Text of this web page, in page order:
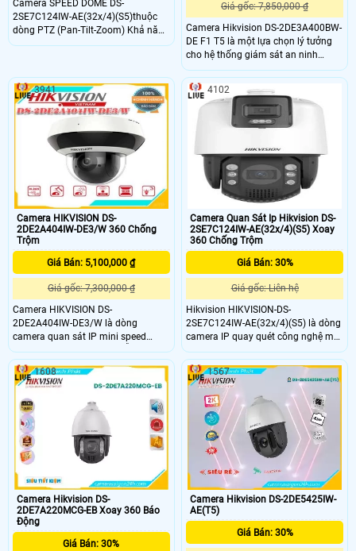
Camera SPEED DOME DS-
2SE7C124IW-AE(32x/4)(S5)thuộc
dòng PTZ (Pan-Tilt-Zoom) Khả năng
Xoay Quét Toàn Diện Camera có 2
Zoom Kỹ Thuật Số 4X ,Camera sử
dụng công nghệ Starlight của
Hikvision, giúp ghi hình rõ nét trong
điều kiện ánh sáng yếu hoặc thiếu
sáng,công nghệ AI Phát hiện chuyển
động và nhận diện khuôn mặt.
Giá gốc: 7,850,000 ₫
Camera Hikvision DS-2DE3A400BW-
DE F1 T5 là một lựa chọn lý tưởng
cho hệ thống giám sát an ninh
chuyên nghiệp. Tính năng này
không chỉ cung cấp sự an toàn và
bảo mật mà còn tăng tính tương tác
và hiệu quả của hệ thống giám sát.
Camera HIKVISION DS-
2DE2A404IW-DE3/W 360 Chống
Trộm
Giá Bán: 5,100,000 ₫
Giá gốc: 7,300,000 ₫
Camera HIKVISION DS-
2DE2A404IW-DE3/W là dòng
camera quan sát IP mini speed
dome. Camera quan sát hỗ trợ độ
phân giải 4.0 Megapxiel
3941
Camera Quan Sát Ip Hikvision DS-
2SE7C124IW-AE(32x/4)(S5) Xoay
360 Chống Trộm
Giá Bán: 30%
Giá gốc: Liên hệ
Hikvision HIKVISION-DS-
2SE7C124IW-AE(32x/4)(S5) là dòng
camera IP quay quét công nghệ mới
H.265+. Camera quan sát
HIKVISION-DS-2SE7C124IW-
AE(32x/4)(S5) chất lượng, cao cấp,
được thiết kế hiện đại và chắc chắn.
Độ phân giải 2
4102
Camera Hikvision DS-
2DE7A220MCG-EB Xoay 360 Báo
Động
Giá Bán: 30%
1608
Camera Hikvision DS-2DE5425IW-
AE(T5)
Giá Bán: 30%
1567